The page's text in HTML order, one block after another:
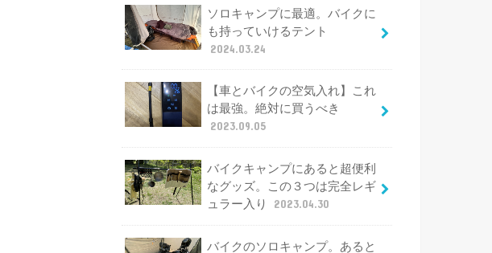
ソロキャンプに最適。バイクに
も持っていけるテント
2024.03.24
【車とバイクの空気入れ】これ
は最強。絶対に買うべき
2023.09.05
バイクキャンプにあると超便利
なグッズ。この３つは完全レギ
ュラー入り
2023.04.30
バイクのソロキャンプ。あると